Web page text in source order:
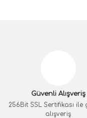
Güvenli Alışveriş
256Bit SSL Sertifikası ile
alışveriş